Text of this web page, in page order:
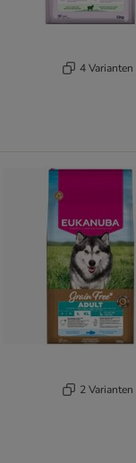
4 Varianten
2 Varianten